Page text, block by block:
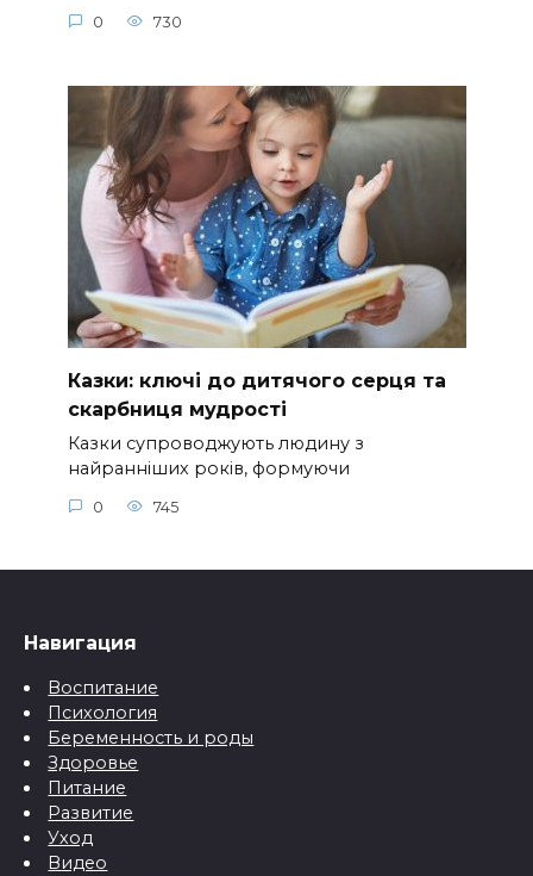
0 730
Казки: ключі до дитячого серця та
скарбниця мудрості
Казки супроводжують людину з
найранніших років, формуючи
0 745
Навигация
Воспитание
Психология
Беременность и роды
Здоровье
Питание
Развитие
Уход
Видео